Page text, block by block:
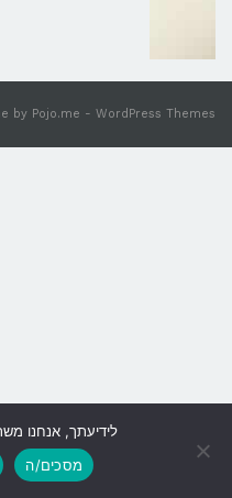
by Pojo.me - WordPress Themes
גלילה
לראש
לידיעתך, אנחנו
מסכים/ה